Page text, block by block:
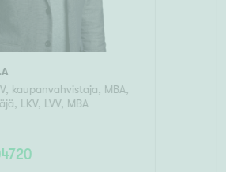
kaupanvahvistaja, MBA,
LKV, LVV, MBA